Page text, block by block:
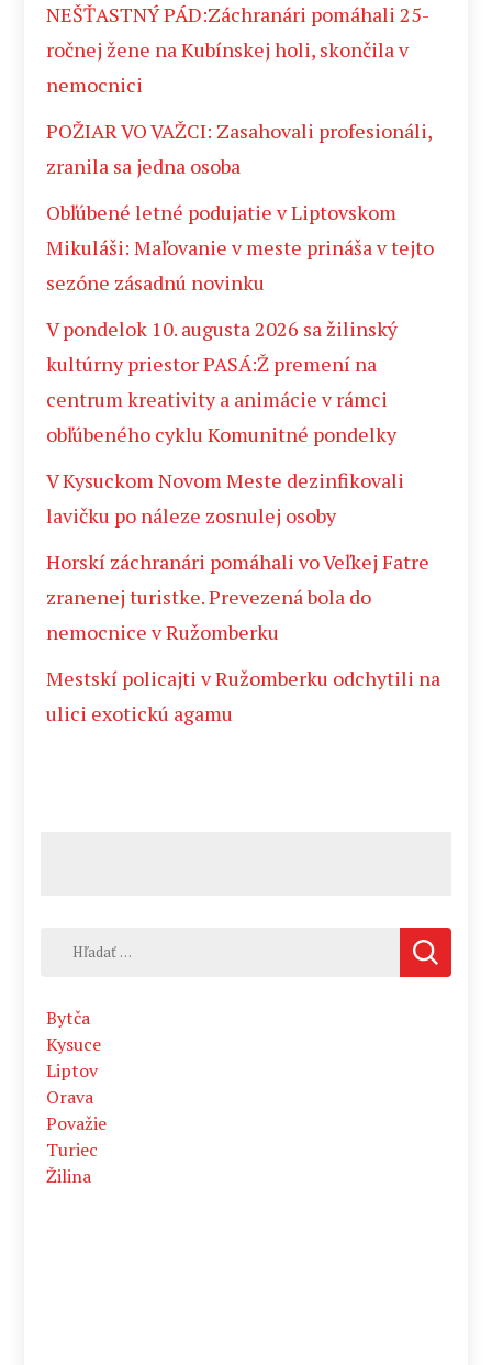
NEŠŤASTNÝ PÁD:Záchranári pomáhali 25-
ročnej žene na Kubínskej holi, skončila v
nemocnici
POŽIAR VO VAŽCI: Zasahovali profesionáli,
zranila sa jedna osoba
Obľúbené letné podujatie v Liptovskom
Mikuláši: Maľovanie v meste prináša v tejto
sezóne zásadnú novinku
V pondelok 10. augusta 2026 sa žilinský
kultúrny priestor PASÁ:Ž premení na
centrum kreativity a animácie v rámci
obľúbeného cyklu Komunitné pondelky
V Kysuckom Novom Meste dezinfikovali
lavičku po náleze zosnulej osoby
Horskí záchranári pomáhali vo Veľkej Fatre
zranenej turistke. Prevezená bola do
nemocnice v Ružomberku
Mestskí policajti v Ružomberku odchytili na
ulici exotickú agamu
Hľadať:
Bytča
Kysuce
Liptov
Orava
Považie
Turiec
Žilina